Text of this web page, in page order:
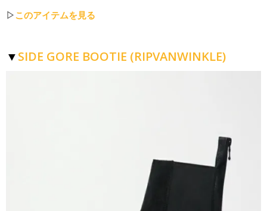
▷このアイテムを見る
▼ SIDE GORE BOOTIE (RIPVANWINKLE)